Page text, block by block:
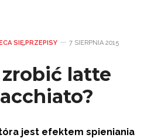
SIĘ,PRZEPISY 7 SIERPNIA 2015
latte
jest efektem spieniania